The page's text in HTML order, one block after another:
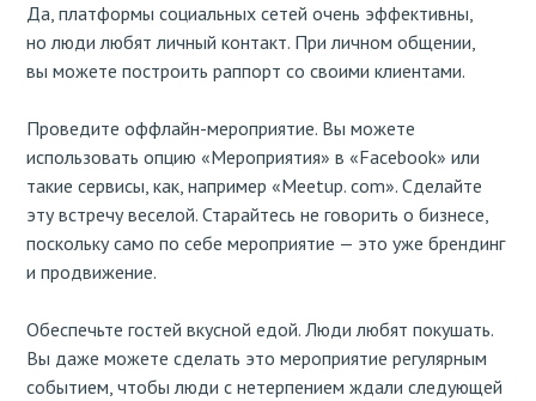
Да, платформы социальных сетей очень эффективны,
но люди любят личный контакт. При личном общении,
вы можете построить раппорт со своими клиентами.
Проведите оффлайн-мероприятие. Вы можете
использовать опцию «Мероприятия» в «Facebook» или
такие сервисы, как, например «Meetup. com». Сделайте
эту встречу веселой. Старайтесь не говорить о бизнесе,
поскольку само по себе мероприятие — это уже брендинг
и продвижение.
Обеспечьте гостей вкусной едой. Люди любят покушать.
Вы даже можете сделать это мероприятие регулярным
событием, чтобы люди с нетерпением ждали следующей